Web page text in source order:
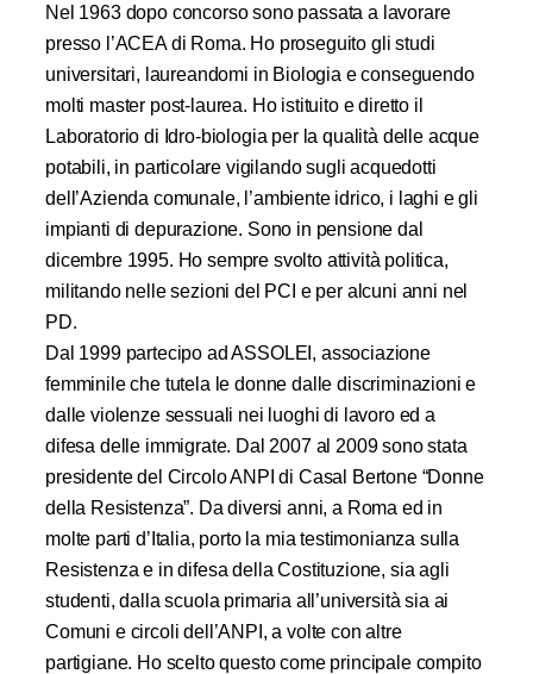
Nel 1963 dopo concorso sono passata a lavorare
presso l’ACEA di Roma. Ho proseguito gli studi
universitari, laureandomi in Biologia e conseguendo
molti master post-laurea. Ho istituito e diretto il
Laboratorio di Idro-biologia per la qualità delle acque
potabili, in particolare vigilando sugli acquedotti
dell’Azienda comunale, l’ambiente idrico, i laghi e gli
impianti di depurazione. Sono in pensione dal
dicembre 1995. Ho sempre svolto attività politica,
militando nelle sezioni del PCI e per alcuni anni nel
PD.
Dal 1999 partecipo ad ASSOLEI, associazione
femminile che tutela le donne dalle discriminazioni e
dalle violenze sessuali nei luoghi di lavoro ed a
difesa delle immigrate. Dal 2007 al 2009 sono stata
presidente del Circolo ANPI di Casal Bertone “Donne
della Resistenza”. Da diversi anni, a Roma ed in
molte parti d’Italia, porto la mia testimonianza sulla
Resistenza e in difesa della Costituzione, sia agli
studenti, dalla scuola primaria all’università sia ai
Comuni e circoli dell’ANPI, a volte con altre
partigiane. Ho scelto questo come principale compito